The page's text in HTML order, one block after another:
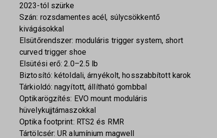
2023-tól szürke
Szán: rozsdamentes acél, súlycsökkentő
kivágásokkal
Elsütőrendszer: moduláris trigger system, short
curved trigger shoe
Elsütési erő: 2.0–2.5 lb
Biztosító: kétoldali, árnyékolt, hosszabbított karok
Tárkioldó: nagyított, állítható gombbal
Optikarögzítés: EVO mount moduláris
hüvelykujjtámaszokkal
Optika footprint: RTS2 és RMR
Tártölcsér: UR alumínium magwell